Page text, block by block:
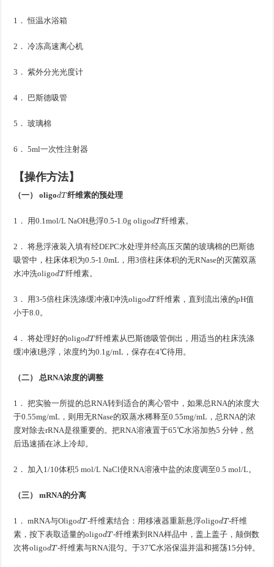
1． 恒温水浴箱
2． 冷冻高速离心机
3． 紫外分光光度计
4． 巴斯德吸管
5． 玻璃棉
6． 5ml一次性注射器
【操作方法】
（一） oligo dT纤维素的预处理
1． 用0.1mol/L NaOH悬浮0.5-1.0g oligo dT纤维素。
2． 将悬浮液装入填有经DEPC水处理并经高压灭菌的玻璃棉的巴斯德
吸管中，柱床体积为0.5-1.0mL，用3倍柱床体积的无RNase的灭菌双蒸
水冲洗oligo dT纤维素。
3． 用3-5倍柱床洗涤缓冲液I冲洗oligo dT纤维素，直到流出液的pH值
小于8.0。
4． 将处理好的oligo dT纤维素从巴斯德吸管倒出，用适当的柱床洗涤
缓冲液I悬浮，浓度约为0.1g/mL，保存在4℃待用。
（二） 总RNA浓度的调整
1． 把实验一所提的总RNA转到适合的离心管中，如果总RNA的浓度大
于0.55mg/mL，则用无RNase的双蒸水稀释至0.55mg/mL，总RNA的浓
度对除去rRNA是很重要的。把RNA溶液置于65℃水浴加热5 分钟，然
后迅速插在冰上冷却。
2． 加入1/10体积5 mol/L NaCl使RNA溶液中盐的浓度调至0.5 mol/L。
（三） mRNA的分离
1． mRNA与Oligo dT-纤维素结合：用移液器重新悬浮oligo dT-纤维
素，按下表取适量的oligo dT-纤维素到RNA样品中，盖上盖子，颠倒数
次将oligo dT-纤维素与RNA混匀。于37℃水浴保温并温和摇荡15分钟。